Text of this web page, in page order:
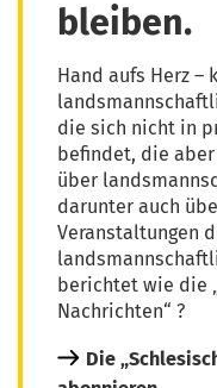
bleiben.
Hand aufs Herz –
die sich nicht in
befindet, die
über
darunter auch
Veranstaltungen
berichtet wie die
Nachrichten“ ?
Die